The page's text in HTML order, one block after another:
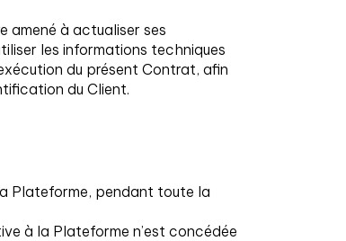
amené à actualiser ses
les informations techniques
du présent Contrat, afin
du Client.
Plateforme, pendant toute la
à la Plateforme n’est concédée